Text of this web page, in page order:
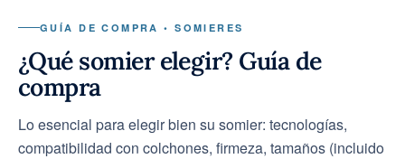
Guías de compra
GUÍA DE COMPRA • SOMIERES
¿Qué somier elegir? Guía de
compra
Lo esencial para elegir bien su somier: tecnologías,
compatibilidad con colchones, firmeza, tamaños (incluido